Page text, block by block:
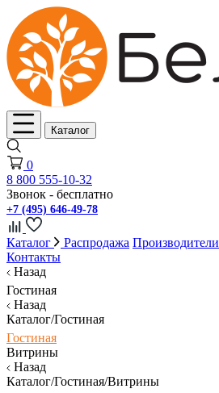
Каталог
0
8 800 555-10-32
Звонок - бесплатно
+7 (495) 646-49-78
Каталог Распродажа Производители
Контакты
Назад
Гостиная
Назад
Каталог/Гостиная
Гостиная
Витрины
Назад
Каталог/Гостиная/Витрины